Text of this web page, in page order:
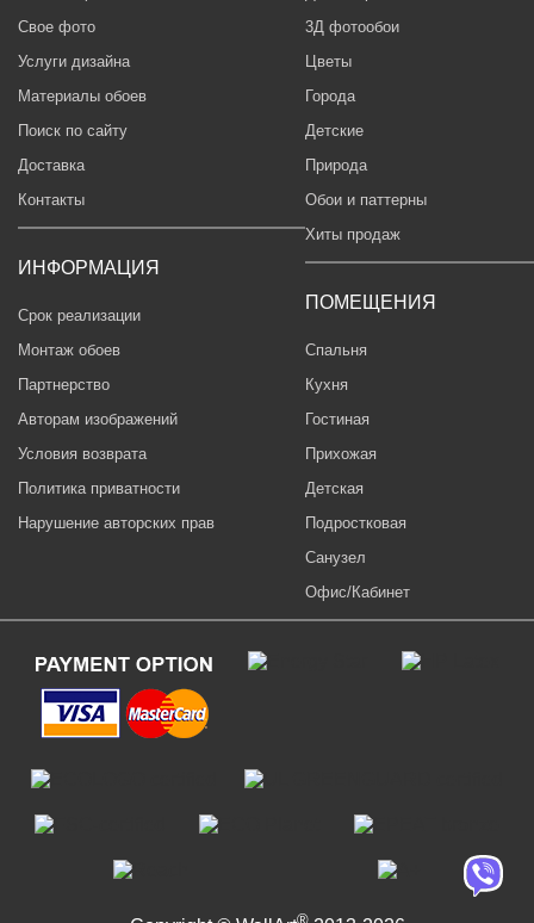
Свое фото
Услуги дизайна
Материалы обоев
Поиск по сайту
Доставка
Контакты
ИНФОРМАЦИЯ
Срок реализации
Монтаж обоев
Партнерство
Авторам изображений
Условия возврата
Политика приватности
Нарушение авторских прав
3Д фотообои
Цветы
Города
Детские
Природа
Обои и паттерны
Хиты продаж
ПОМЕЩЕНИЯ
Спальня
Кухня
Гостиная
Прихожая
Детская
Подростковая
Санузел
Офис/Кабинет